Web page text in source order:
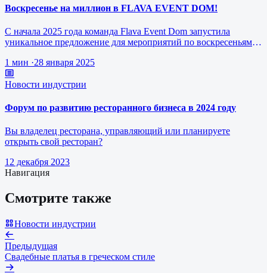
Воскресенье на миллион в FLAVA EVENT DOM!
С начала 2025 года команда Flava Event Dom запустила
уникальное предложение для мероприятий по воскресеньям за
1 мин ·28 января 2025
Новости индустрии
Форум по развитию ресторанного бизнеса в 2024 году
Вы владелец ресторана, управляющий или планируете
открыть свой ресторан?
12 декабря 2023
Навигация
Смотрите также
Новости индустрии
Предыдущая
Свадебные платья в греческом стиле